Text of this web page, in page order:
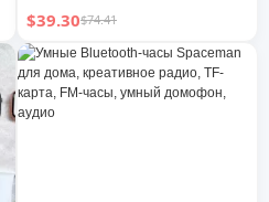
ритма, кислорода в крови,
температуры, ИИ и
Bluetooth-звонками
$39.30$74.41